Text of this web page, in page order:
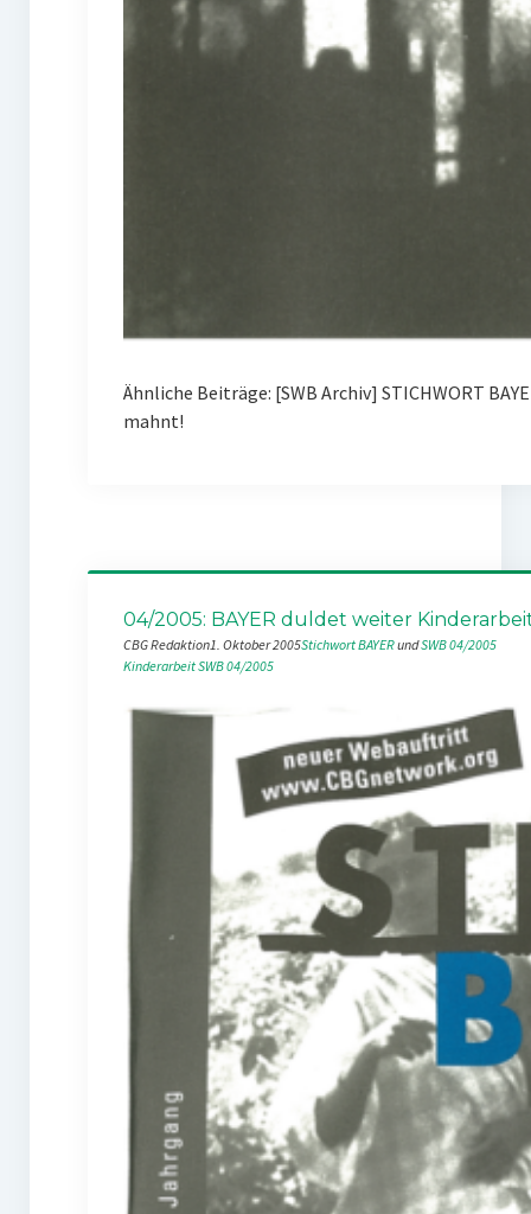
Ähnliche Beiträge: [SWB Archiv] STICHWORT
mahnt!
04/2005: BAYER duldet weiter
CBG Redaktion1. Oktober 2005Stichwort BAYER und SWB 04/2005
KinderarbeitSWB 04/2005